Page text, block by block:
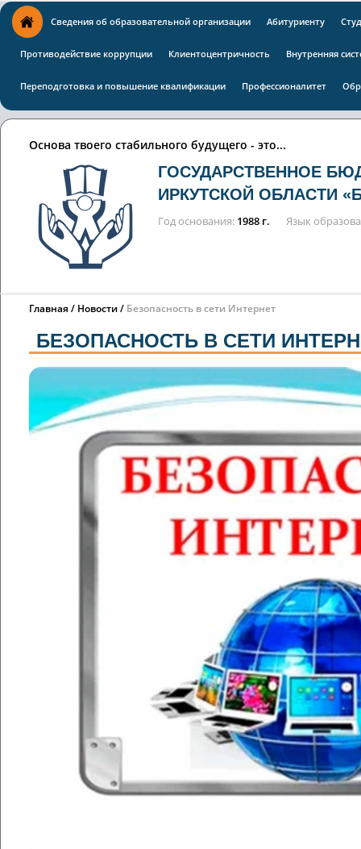
Сведения об образовательной организации Абитуриенту
Противодействие коррупции Клиентоцентричность Внутренняя
Переподготовка и повышение квалификации Профессионалитет
Основа твоего стабильного будущего - это...
ГОСУДАРСТВЕННОЕ
ИРКУТСКОЙ ОБЛАСТИ
Год основания 1988 г. Язык
Главная Новости Безопасность в сети Интернет
БЕЗОПАСНОСТЬ В СЕТИ